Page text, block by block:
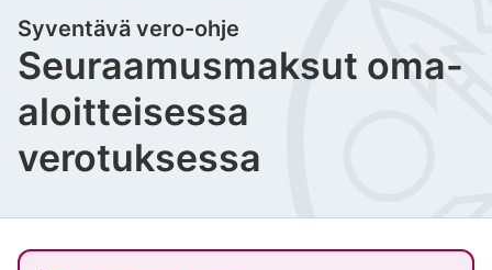
Seuraamusmaksut oma-
aloitteisessa
verotuksessa
Syventävä vero-ohje